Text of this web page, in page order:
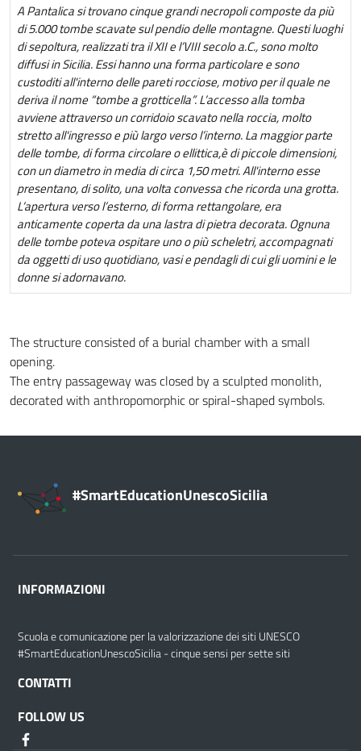
A Pantalica si trovano cinque grandi necropoli composte da più
di 5.000 tombe scavate sul pendio delle montagne. Questi luoghi
di sepoltura, realizzati tra il XII e l’VIII secolo a.C., sono molto
diffusi in Sicilia. Essi hanno una forma particolare e sono
custoditi all'interno delle pareti rocciose, motivo per il quale ne
deriva il nome “tombe a grotticella”. L’accesso alla tomba
avviene attraverso un corridoio scavato nella roccia, molto
stretto all'ingresso e più largo verso l’interno. La maggior parte
delle tombe, di forma circolare o ellittica,è di piccole dimensioni,
con un diametro in media di circa 1,50 metri. All'interno esse
presentano, di solito, una volta convessa che ricorda una grotta.
L’apertura verso l’esterno, di forma rettangolare, era
anticamente coperta da una lastra di pietra decorata. Ognuna
delle tombe poteva ospitare uno o più scheletri, accompagnati
da oggetti di uso quotidiano, vasi e pendagli di cui gli uomini e le
donne si adornavano.
The structure consisted of a burial chamber with a small
opening.
The entry passageway was closed by a sculpted monolith,
decorated with anthropomorphic or spiral-shaped symbols.
#SmartEducationUnescoSicilia
INFORMAZIONI
Scuola e comunicazione per la valorizzazione dei siti UNESCO
#SmartEducationUnescoSicilia - cinque sensi per sette siti
CONTATTI
FOLLOW US